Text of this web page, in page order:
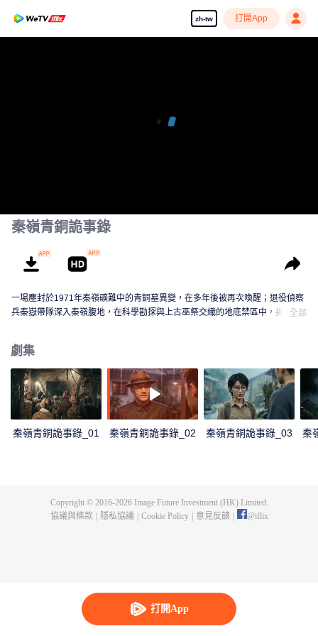
zh-tw 打開App
打開App
秦嶺青銅詭事錄
一場塵封於1971年秦嶺礦難中的青銅墓異變，在多年後被再次喚醒；退役偵察
兵秦嶽帶隊深入秦嶺腹地，在科學勘探與上古巫祭交織的地底禁區中，揭開一
全部
劇集
秦嶺青銅詭事錄_01 秦嶺青銅詭事錄_02 秦嶺青銅詭事錄_03 秦
Copyright © 2016-2026Image Future Investment (HK) Limited.
協議與條款
隱私協議 Cookie Policy 意見反饋 @iflix